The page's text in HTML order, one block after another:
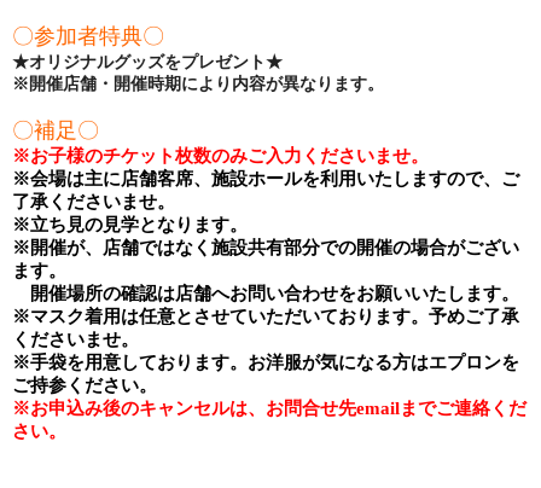
〇参加者特典〇
★オリジナルグッズをプレゼント★
※開催店舗・開催時期により内容が異なります。
〇補足〇
※お子様のチケット枚数のみご入力くださいませ。
※会場は主に店舗客席、施設ホールを利用いたしますので、ご
了承くださいませ。
※立ち見の見学となります。
※開催が、店舗ではなく施設共有部分での開催の場合がござい
ます。
開催場所の確認は店舗へお問い合わせをお願いいたします。
※マスク着用は任意とさせていただいております。予めご了承
くださいませ。
※手袋を用意しております。お洋服が気になる方はエプロンを
ご持参ください。
※お申込み後のキャンセルは、お問合せ先emailまでご連絡くだ
さい。